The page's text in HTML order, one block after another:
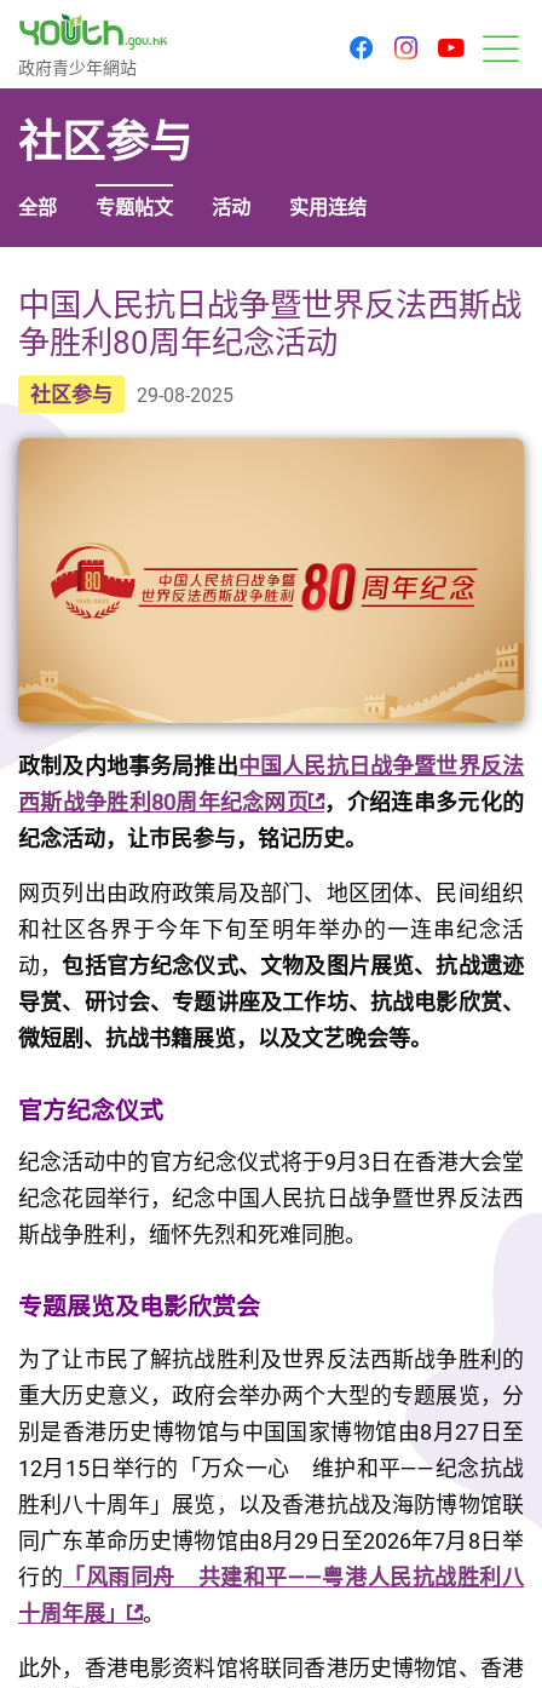
政府青少年网站
政府青少年網站
facebookinstagram
社区参与
全部 专题帖文 活动 实用连结
中国人民抗日战争暨世界反法西斯战
争胜利80周年纪念活动
社区参与 29-08-2025
政制及内地事务局推出中国人民抗日战争暨世界反法
西斯战争胜利80周年纪念网页 ，介绍连串多元化的
纪念活动，让巿民参与，铭记历史。
网页列出由政府政策局及部门、地区团体、民间组织
和社区各界于今年下旬至明年举办的一连串纪念活
动，包括官方纪念仪式、文物及图片展览、抗战遗迹
导赏、研讨会、专题讲座及工作坊、抗战电影欣赏、
微短剧、抗战书籍展览，以及文艺晚会等。
官方纪念仪式
纪念活动中的官方纪念仪式将于9月3日在香港大会堂
纪念花园举行，纪念中国人民抗日战争暨世界反法西
斯战争胜利，缅怀先烈和死难同胞。
专题展览及电影欣赏会
为了让市民了解抗战胜利及世界反法西斯战争胜利的
重大历史意义，政府会举办两个大型的专题展览，分
别是香港历史博物馆与中国国家博物馆由8月27日至
12月15日举行的「万众一心　维护和平——纪念抗战
胜利八十周年」展览，以及香港抗战及海防博物馆联
同广东革命历史博物馆由8月29日至2026年7月8日举
行的 「风雨同舟　共建和平——粤港人民抗战胜利八
十周年展」
。
此外，香港电影资料馆将联同香港历史博物馆、香港